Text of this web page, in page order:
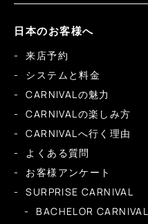
日本のお客様へ
来店予約
システムと料金
CARNIVALの魅力
CARNIVALの楽しみ方
CARNIVALへ行く理由
よくある質問
お客様アンケート
SURPRISE CARNIVAL
BACHELOR CARNIVAL